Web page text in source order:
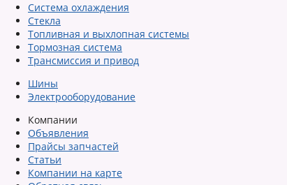
Система охлаждения
Стекла
Топливная и выхлопная системы
Тормозная система
Трансмиссия и привод
Шины
Электрооборудование
Компании
Объявления
Прайсы запчастей
Статьи
Компании на карте